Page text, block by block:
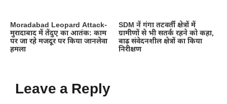
Moradabad Leopard Attack-
मुरादाबाद में तेंदुए का आतंक: काम
पर जा रहे मजदूर पर किया जानलेवा
हमला
SDM नें गंगा तटवर्ती क्षेत्रों में
ग्रामीणों से भी सतर्क रहने को कहा,
बाढ़ संवेदनशील क्षेत्रों का किया
निरीक्षण
Leave a Reply